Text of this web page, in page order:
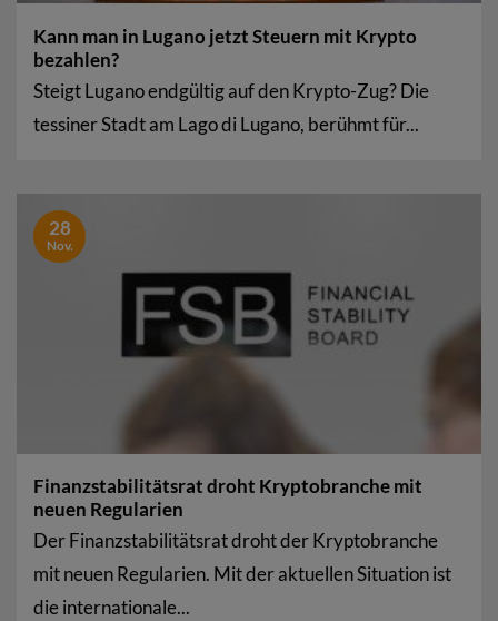
Kann man in Lugano jetzt Steuern mit Krypto
bezahlen?
Steigt Lugano endgültig auf den Krypto-Zug? Die
tessiner Stadt am Lago di Lugano, berühmt für...
Finanzstabilitätsrat droht Kryptobranche mit
neuen Regularien
Der Finanzstabilitätsrat droht der Kryptobranche
mit neuen Regularien. Mit der aktuellen Situation ist
die internationale...
28
Nov.